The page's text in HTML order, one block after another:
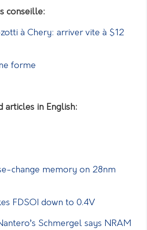
conseille:
à Chery: arriver vite à $12
forme
articles in English:
change memory on 28nm
FDSOI down to 0.4V
Schmergel says NRAM